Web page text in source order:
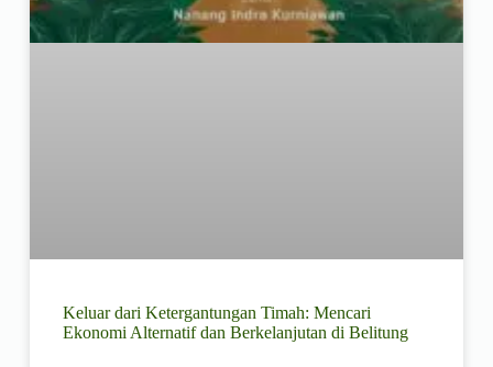
Keluar dari Ketergantungan Timah: Mencari
Ekonomi Alternatif dan Berkelanjutan di Belitung